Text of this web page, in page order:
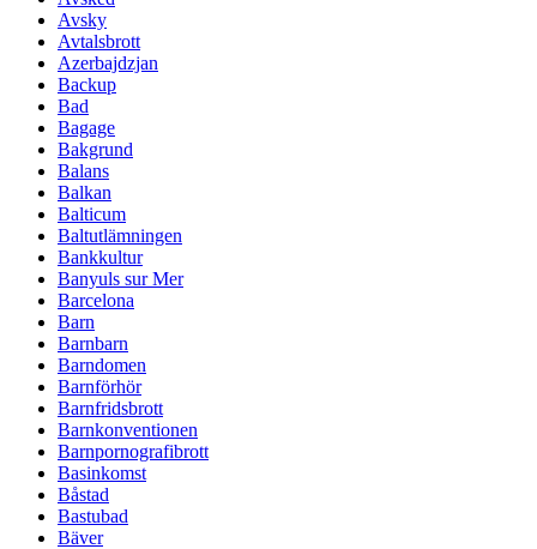
Avsky
Avtalsbrott
Azerbajdzjan
Backup
Bad
Bagage
Bakgrund
Balans
Balkan
Balticum
Baltutlämningen
Bankkultur
Banyuls sur Mer
Barcelona
Barn
Barnbarn
Barndomen
Barnförhör
Barnfridsbrott
Barnkonventionen
Barnpornografibrott
Basinkomst
Båstad
Bastubad
Bäver